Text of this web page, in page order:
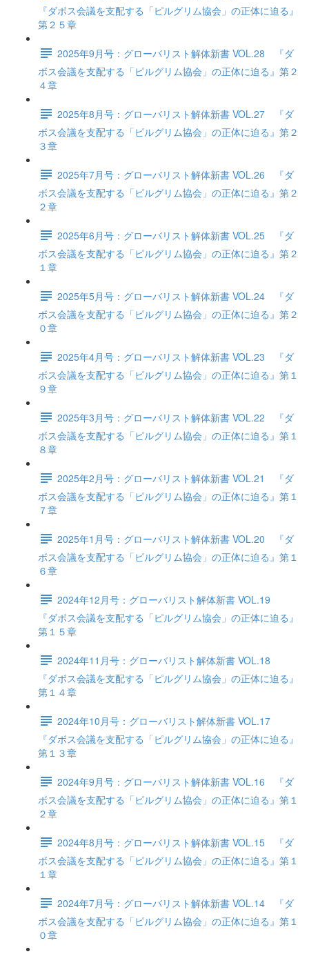
『ダボス会議を支配する「ピルグリム協会」の正体に迫る』
第２５章
2025年9月号：グローバリスト解体新書 VOL.28 『ダ
ボス会議を支配する「ピルグリム協会」の正体に迫る』第２
４章
2025年8月号：グローバリスト解体新書 VOL.27 『ダ
ボス会議を支配する「ピルグリム協会」の正体に迫る』第２
３章
2025年7月号：グローバリスト解体新書 VOL.26 『ダ
ボス会議を支配する「ピルグリム協会」の正体に迫る』第２
２章
2025年6月号：グローバリスト解体新書 VOL.25 『ダ
ボス会議を支配する「ピルグリム協会」の正体に迫る』第２
１章
2025年5月号：グローバリスト解体新書 VOL.24 『ダ
ボス会議を支配する「ピルグリム協会」の正体に迫る』第２
０章
2025年4月号：グローバリスト解体新書 VOL.23 『ダ
ボス会議を支配する「ピルグリム協会」の正体に迫る』第１
９章
2025年3月号：グローバリスト解体新書 VOL.22 『ダ
ボス会議を支配する「ピルグリム協会」の正体に迫る』第１
８章
2025年2月号：グローバリスト解体新書 VOL.21 『ダ
ボス会議を支配する「ピルグリム協会」の正体に迫る』第１
７章
2025年1月号：グローバリスト解体新書 VOL.20 『ダ
ボス会議を支配する「ピルグリム協会」の正体に迫る』第１
６章
2024年12月号：グローバリスト解体新書 VOL.19
『ダボス会議を支配する「ピルグリム協会」の正体に迫る』
第１５章
2024年11月号：グローバリスト解体新書 VOL.18
『ダボス会議を支配する「ピルグリム協会」の正体に迫る』
第１４章
2024年10月号：グローバリスト解体新書 VOL.17
『ダボス会議を支配する「ピルグリム協会」の正体に迫る』
第１３章
2024年9月号：グローバリスト解体新書 VOL.16 『ダ
ボス会議を支配する「ピルグリム協会」の正体に迫る』第１
２章
2024年8月号：グローバリスト解体新書 VOL.15 『ダ
ボス会議を支配する「ピルグリム協会」の正体に迫る』第１
１章
2024年7月号：グローバリスト解体新書 VOL.14 『ダ
ボス会議を支配する「ピルグリム協会」の正体に迫る』第１
０章